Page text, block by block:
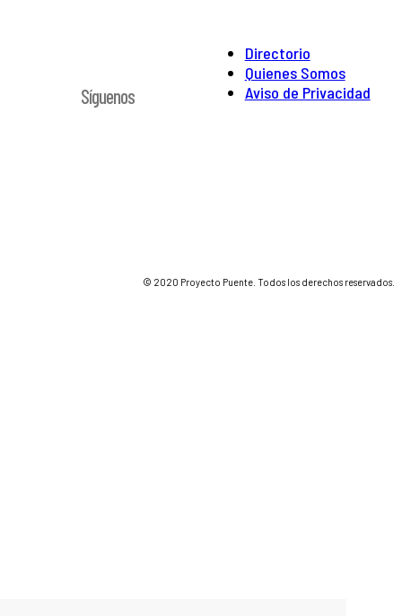
Directorio
Quienes Somos
Aviso de Privacidad
Síguenos
© 2020 Proyecto Puente. Todos los derechos reservados.